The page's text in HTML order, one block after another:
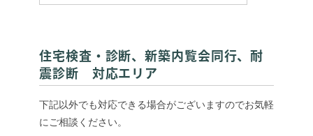
住宅検査・診断、新築内覧会同行、耐
震診断 対応エリア
下記以外でも対応できる場合がございますのでお気軽
にご相談ください。